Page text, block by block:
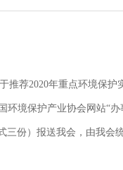
推荐2020年重点环境保护
环境保护产业协会网站“办
三份）报送我会，由我会